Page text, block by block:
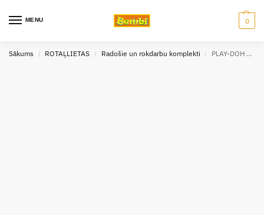
MENU 0
Sākums / ROTAĻLIETAS / Radošie un rokdarbu komplekti / PLAY-DOH Zobārsts plastilīna komplekts